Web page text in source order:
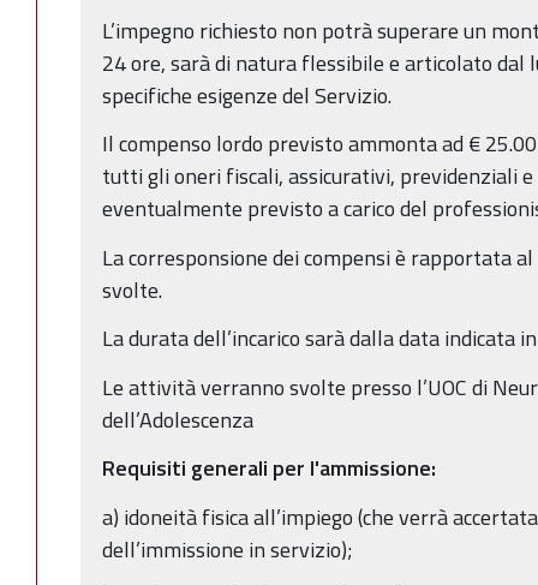
L’impegno richiesto non potrà superare un
24 ore, sarà di natura flessibile e articolato dal
specifiche esigenze del Servizio.
Il compenso lordo previsto ammonta ad €
tutti gli oneri fiscali, assicurativi, previdenziali
eventualmente previsto a carico del
La corresponsione dei compensi è rapportata
svolte.
La durata dell’incarico sarà dalla data
Le attività verranno svolte presso l’UOC di
dell’Adolescenza
Requisiti generali per l'ammissione:
a) idoneità fisica all’impiego (che verrà
dell’immissione in servizio);